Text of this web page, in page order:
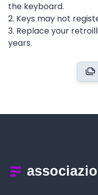
the keyboard.
2. Keys may not
3. Replace your
years.